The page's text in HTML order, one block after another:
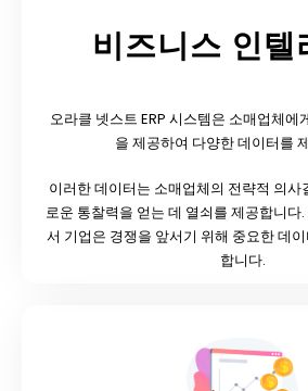
비즈니스 인텔
오라클 넷스트 ERP 시스템은 소매업체에
을 제공하여 다양한 데이터를
이러한 데이터는 소매업체의 전략적 의사
로운 통찰력을 얻는 데 열쇠를 제공합니다
서 기업은 경쟁을 앞서기 위해 중요한 데
합니다.